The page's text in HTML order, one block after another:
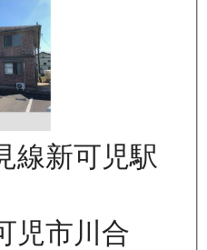
線新可児駅
児市川合